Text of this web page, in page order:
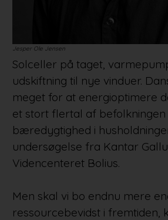
Jesper Ole Jensen
Solceller på taget,
udskiftning til nye vinduer.
meget for at energioptimere
et stort flertal af
bæredygtighed i
undersøgelse fra Kantar
Videncenteret Bolius.
Men skal vi bo endnu mere
ressourcebevidst i fremtiden,